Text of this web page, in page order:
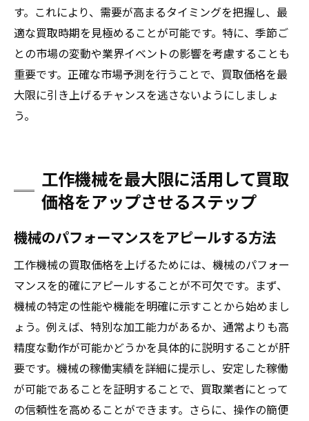
す。これにより、需要が高まるタイミングを把握し、最
適な買取時期を見極めることが可能です。特に、季節ご
との市場の変動や業界イベントの影響を考慮することも
重要です。正確な市場予測を行うことで、買取価格を最
大限に引き上げるチャンスを逃さないようにしましょ
う。
工作機械を最大限に活用して買取
価格をアップさせるステップ
機械のパフォーマンスをアピールする方法
工作機械の買取価格を上げるためには、機械のパフォー
マンスを的確にアピールすることが不可欠です。まず、
機械の特定の性能や機能を明確に示すことから始めまし
ょう。例えば、特別な加工能力があるか、通常よりも高
精度な動作が可能かどうかを具体的に説明することが肝
要です。機械の稼働実績を詳細に提示し、安定した稼働
が可能であることを証明することで、買取業者にとって
の信頼性を高めることができます。さらに、操作の簡便